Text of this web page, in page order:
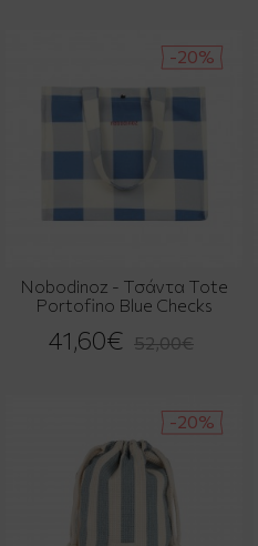
-20%
Nobodinoz - Τσάντα Tote
Portofino Blue Checks
41,60€ 52,00€
-20%